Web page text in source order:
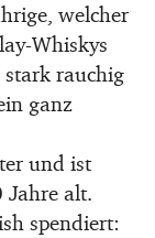
welcher
Whiskys
stark rauchig
ganz
und ist
alt.
spendiert: